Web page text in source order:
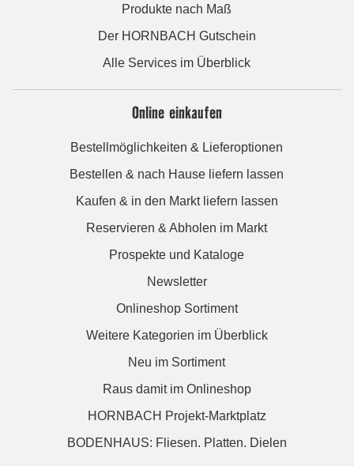
Produkte nach Maß
Der HORNBACH Gutschein
Alle Services im Überblick
Online einkaufen
Bestellmöglichkeiten & Lieferoptionen
Bestellen & nach Hause liefern lassen
Kaufen & in den Markt liefern lassen
Reservieren & Abholen im Markt
Prospekte und Kataloge
Newsletter
Onlineshop Sortiment
Weitere Kategorien im Überblick
Neu im Sortiment
Raus damit im Onlineshop
HORNBACH Projekt-Marktplatz
BODENHAUS: Fliesen. Platten. Dielen